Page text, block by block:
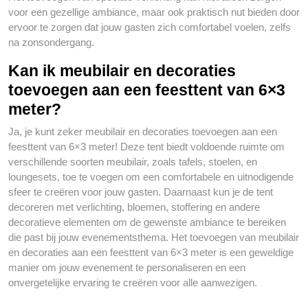
voor een gezellige ambiance, maar ook praktisch nut bieden door
ervoor te zorgen dat jouw gasten zich comfortabel voelen, zelfs
na zonsondergang.
Kan ik meubilair en decoraties
toevoegen aan een feesttent van 6×3
meter?
Ja, je kunt zeker meubilair en decoraties toevoegen aan een
feesttent van 6×3 meter! Deze tent biedt voldoende ruimte om
verschillende soorten meubilair, zoals tafels, stoelen, en
loungesets, toe te voegen om een comfortabele en uitnodigende
sfeer te creëren voor jouw gasten. Daarnaast kun je de tent
decoreren met verlichting, bloemen, stoffering en andere
decoratieve elementen om de gewenste ambiance te bereiken
die past bij jouw evenementsthema. Het toevoegen van meubilair
en decoraties aan een feesttent van 6×3 meter is een geweldige
manier om jouw evenement te personaliseren en een
onvergetelijke ervaring te creëren voor alle aanwezigen.